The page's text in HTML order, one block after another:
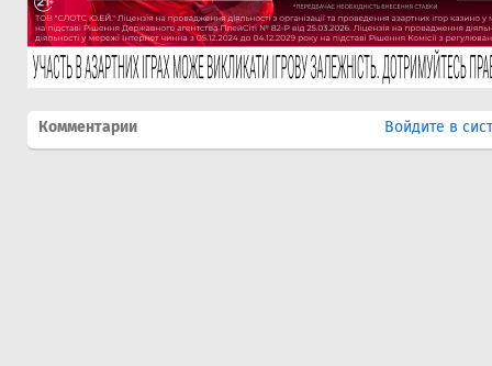
Комментарии Войдите в